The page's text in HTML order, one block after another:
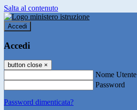
Salta al contenuto
Accedi
Accedi
button close ×
Nome Utente
Password
Password dimenticata?